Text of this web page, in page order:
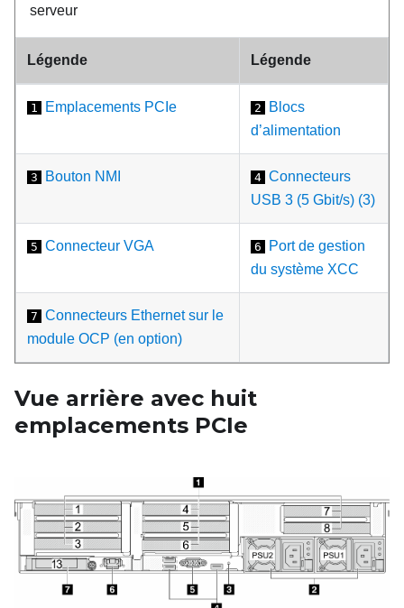
serveur
Légende Légende
1 Emplacements PCIe 2
Blocs
d’alimentation
3 Bouton NMI 4 Connecteurs
USB 3 (5 Gbit/s) (3)
5 Connecteur VGA 6
Port de gestion
du système XCC
7 Connecteurs Ethernet sur le
module OCP (en option)
Vue arrière avec huit
emplacements PCIe